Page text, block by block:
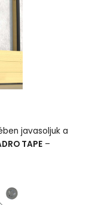
javasoljuk a
TAPE –